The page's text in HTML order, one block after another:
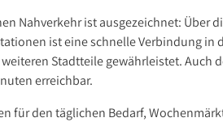
Nahverkehr ist ausgezeichnet: Über
ist eine schnelle Verbindung in
Stadtteile gewährleistet. Auch
erreichbar.
für den täglichen Bedarf,